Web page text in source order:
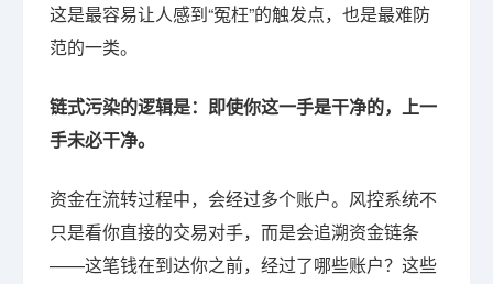
这是最容易让人感到“冤枉”的触发点，也是最难防
范的一类。
链式污染的逻辑是：即使你这一手是干净的，上一
手未必干净。
资金在流转过程中，会经过多个账户。风控系统不
只是看你直接的交易对手，而是会追溯资金链条
——这笔钱在到达你之前，经过了哪些账户？这些